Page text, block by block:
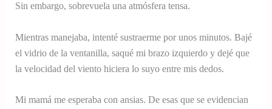
Sin embargo, sobrevuela una atmósfera tensa.
Mientras manejaba, intenté sustraerme por unos minutos. Bajé
el vidrio de la ventanilla, saqué mi brazo izquierdo y dejé que
la velocidad del viento hiciera lo suyo entre mis dedos.
Mi mamá me esperaba con ansias. De esas que se evidencian